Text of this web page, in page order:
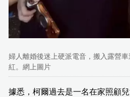
婦人離婚後迷上硬派電音，搬入露營
紅。網上圖片
據悉，柯爾過去是一名在家照顧